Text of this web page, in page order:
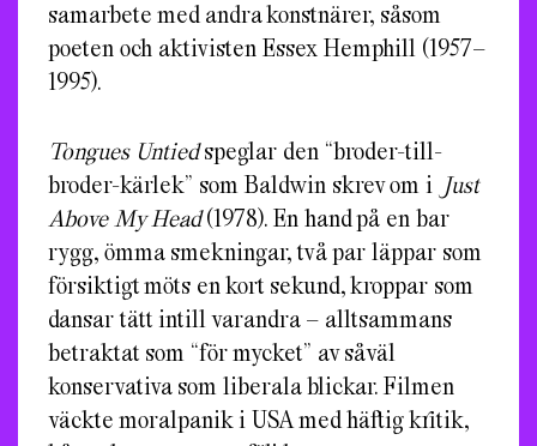
samarbete med andra konstnärer, såsom
poeten och aktivisten Essex Hemphill (1957–
1995).
Tongues Untiedspeglar den “broder-till-
broder-kärlek” som Baldwin skrev om i Just
Above My Head(1978). En hand på en bar
rygg, ömma smekningar, två par läppar som
försiktigt möts en kort sekund, kroppar som
dansar tätt intill varandra – alltsammans
betraktat som “för mycket” av såväl
konservativa som liberala blickar. Filmen
väckte moralpanik i USA med häftig kritik,